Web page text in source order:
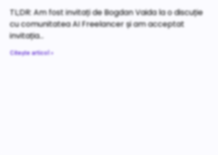
TL;DR: Am fost invitați de Bogdan Vaida la o discuție
cu comunitatea AI Freelancer și am acceptat
invitația
Citește articol »